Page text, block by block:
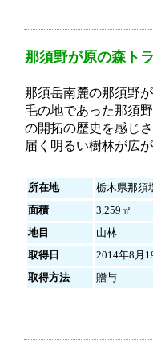
那須野が原の森ト
那須岳南麓の那須野
毛の地であった那須
の開拓の歴史を感じ
届く明るい樹林が広
所在地
栃木県那須
面積
3,259㎡
地目
山林
取得日
2014年8月
取得方法
贈与